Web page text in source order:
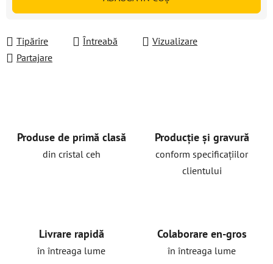
Tipărire Întreabă
Vizualizare
Partajare
Produse de primă clasă
din cristal ceh
Producție și gravură
conform specificațiilor
clientului
Livrare rapidă
în întreaga lume
Colaborare en-gros
în întreaga lume